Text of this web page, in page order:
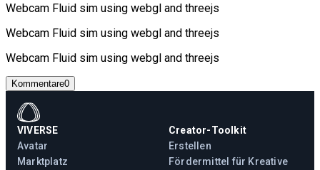
Webcam Fluid sim using webgl and threejs
Webcam Fluid sim using webgl and threejs
Webcam Fluid sim using webgl and threejs
Kommentare0
VIVERSE
Avatar
Marktplatz
Creator-Toolkit
Erstellen
Fördermittel für Kreative